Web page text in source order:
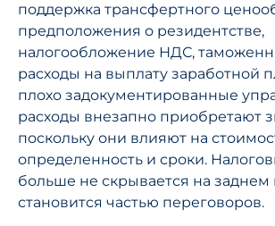
поддержка трансфертного
предположения о резидентстве,
налогообложение НДС,
расходы на выплату заработной
плохо задокументированные
расходы внезапно приобретают
поскольку они влияют на
определенность и сроки.
больше не скрывается на заднем
становится частью переговоров.